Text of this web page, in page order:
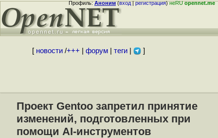
Профиль:Аноним(вход|регистрация)неRUopennet.me
[ новости/+++ форум| теги| ]
Проект Gentoo запретил принятие
изменений, подготовленных при
помощи AI-инструментов